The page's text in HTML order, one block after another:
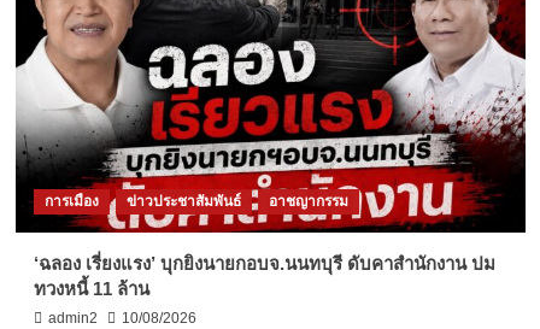
การเมือง ข่าวประชาสัมพันธ์ อาชญากรรม
‘ฉลอง เรี่ยงแรง’ บุกยิงนายกอบจ.นนทบุรี ดับคาสำนักงาน ปม
ทวงหนี้ 11 ล้าน
admin2 10/08/2026